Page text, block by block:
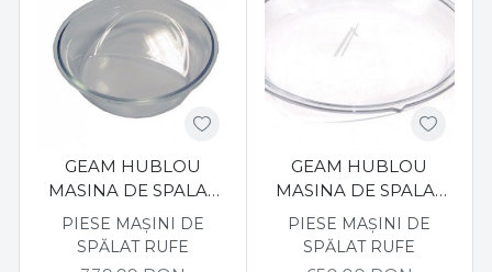
GEAM HUBLOU
MASINA DE SPALAT
WHIRLPOOL AWO/D,
481245059812
PIESE MAȘINI DE
SPĂLAT RUFE
GEAM HUBLOU
MASINA DE SPALAT
WHIRLPOOL AWOC
481071423981
PIESE MAȘINI DE
SPĂLAT RUFE